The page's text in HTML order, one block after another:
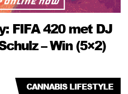
FIFA 420 met DJ
– Win (5×2)
CANNABIS LIFESTYLE